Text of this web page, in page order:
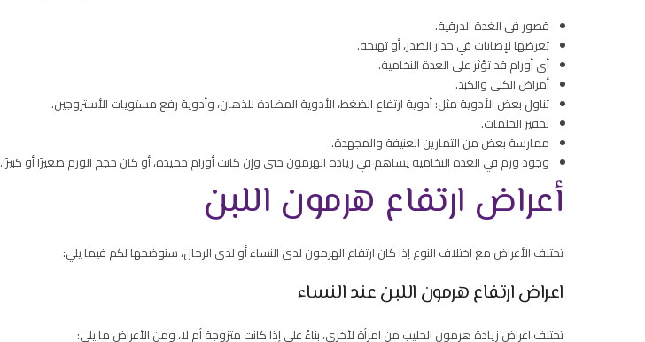
قصور في الغدة الدرقية.
تعرضها لإصابات في جدار الصدر، أو تهيجه.
أي أورام قد تؤثر على الغدة النخامية.
أمراض الكلى والكبد.
تناول بعض الأدوية مثل: أدوية ارتفاع الضغط، الأدوية المضادة للذهان، وأدوية رفع مستويات الأستروجين.
تحفيز الحلمات.
ممارسة بعض من التمارين العنيفة والمجهدة.
وجود ورم في الغدة النخامية يساهم في زيادة الهرمون حتى وإن كانت أورام حميدة، أو كان حجم الورم صغيرًا أو كبيرًا.
أعراض ارتفاع هرمون اللبن
تختلف الأعراض مع اختلاف النوع إذا كان ارتفاع الهرمون لدى النساء أو لدى الرجال، سنوضحها لكم فيما يلي:
اعراض ارتفاع هرمون اللبن عند النساء
تختلف اعراض زيادة هرمون الحليب من امرأة لأخرى، بناءً على إذا كانت متزوجة أم لا، ومن الأعراض ما يلي: